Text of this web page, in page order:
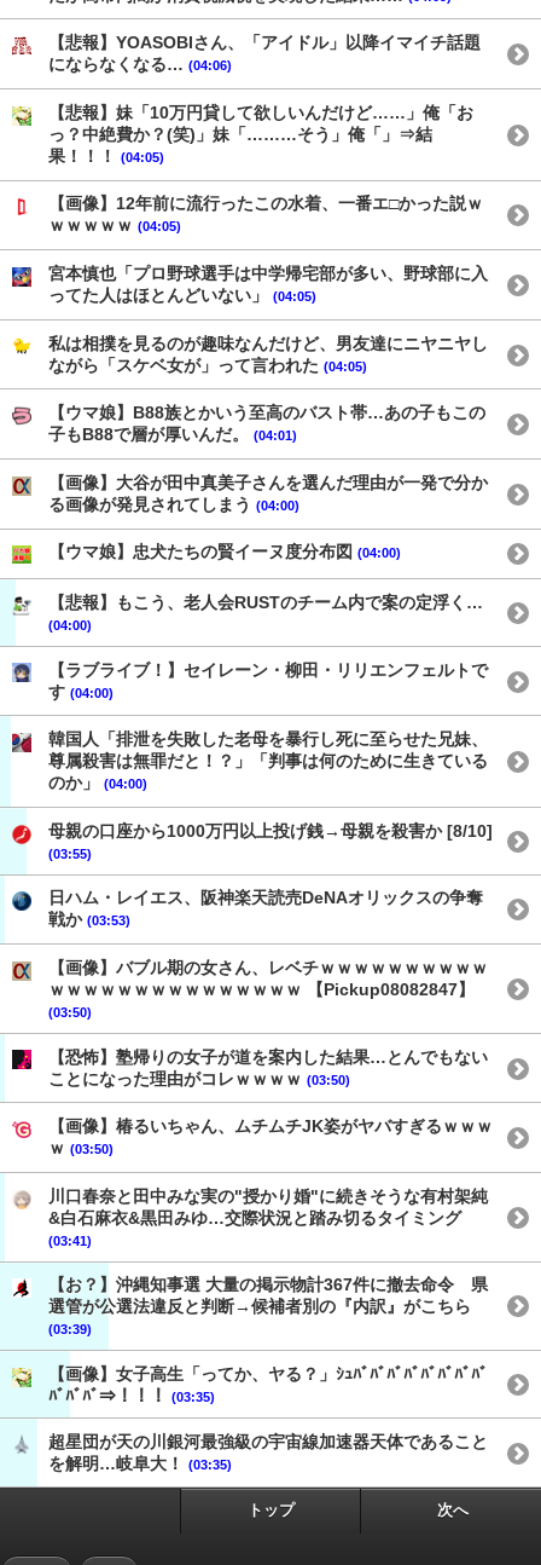
【悲報】YOASOBIさん、「アイドル」以降イマイチ話題
にならなくなる… (04:06)
【悲報】妹「10万円貸して欲しいんだけど……」俺「お
っ？中絶費か？(笑)」妹「………そう」俺「」⇒結
果！！！
(04:05)
【画像】12年前に流行ったこの水着、一番エ□かった説ｗ
ｗｗｗｗｗ (04:05)
宮本慎也「プロ野球選手は中学帰宅部が多い、野球部に入
ってた人はほとんどいない」
(04:05)
私は相撲を見るのが趣味なんだけど、男友達にニヤニヤし
ながら「スケベ女が」って言われた (04:05)
【ウマ娘】B88族とかいう至高のバスト帯…あの子もこの
子もB88で層が厚いんだ。
(04:01)
【画像】大谷が田中真美子さんを選んだ理由が一発で分か
る画像が発見されてしまう (04:00)
【ウマ娘】忠犬たちの賢イーヌ度分布図 (04:00)
【悲報】もこう、老人会RUSTのチーム内で案の定浮く…
(04:00)
【ラブライブ！】セイレーン・柳田・リリエンフェルトで
す (04:00)
韓国人「排泄を失敗した老母を暴行し死に至らせた兄妹、
尊属殺害は無罪だと！？」「判事は何のために生きている
のか」
(04:00)
母親の口座から1000万円以上投げ銭→母親を殺害か [8/10]
(03:55)
日ハム・レイエス、阪神楽天読売DeNAオリックスの争奪
戦か (03:53)
【画像】バブル期の女さん、レベチｗｗｗｗｗｗｗｗｗｗ
ｗｗｗｗｗｗｗｗｗｗｗｗｗｗｗ 【Pickup08082847】
(03:50)
【恐怖】塾帰りの女子が道を案内した結果…とんでもない
ことになった理由がコレｗｗｗｗ (03:50)
【画像】椿るいちゃん、ムチムチJK姿がヤバすぎるｗｗｗ
ｗ (03:50)
川口春奈と田中みな実の"授かり婚"に続きそうな有村架純
&白石麻衣&黒田みゆ…交際状況と踏み切るタイミング
(03:41)
【お？】沖縄知事選 大量の掲示物計367件に撤去命令 県
選管が公選法違反と判断→候補者別の『内訳』がこちら
(03:39)
【画像】女子高生「ってか、ヤる？」ｼｭﾊﾞﾊﾞﾊﾞﾊﾞﾊﾞﾊﾞﾊﾞﾊﾞ
ﾊﾞﾊﾞﾊﾞ⇒！！！
(03:35)
超星団が天の川銀河最強級の宇宙線加速器天体であること
を解明…岐阜大！
(03:35)
トップ 次へ